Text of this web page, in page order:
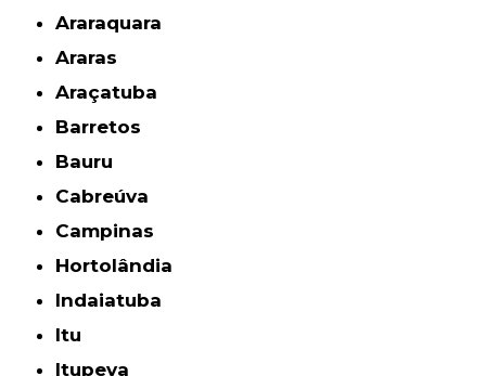
Araraquara
Araras
Araçatuba
Barretos
Bauru
Cabreúva
Campinas
Hortolândia
Indaiatuba
Itu
Itupeva